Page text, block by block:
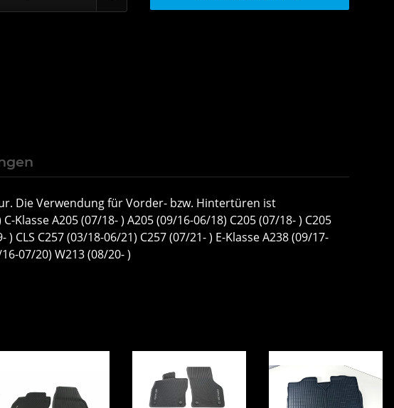
Die Verwendung für Vorder- bzw. Hintertüren ist
Klasse A205 (07/18- ) A205 (09/16-06/18) C205 (07/18- ) C205
CLS C257 (03/18-06/21) C257 (07/21- ) E-Klasse A238 (09/17-
07/20) W213 (08/20- )